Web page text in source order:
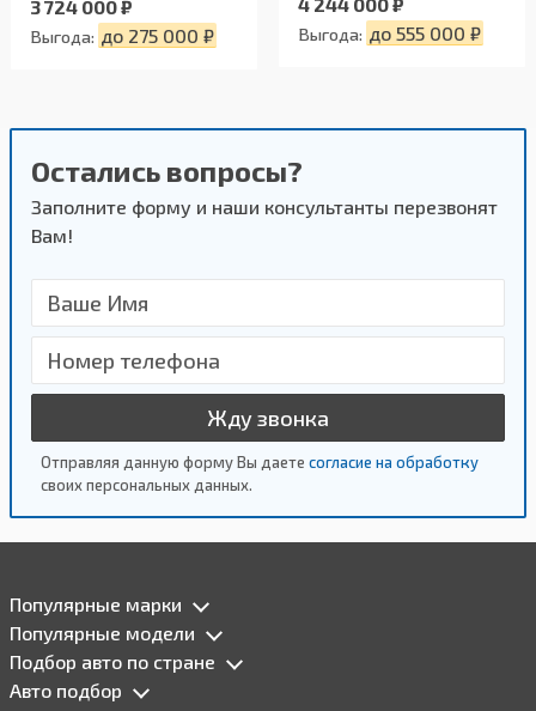
3 724 000 ₽
Выгода: до 275 000 ₽ Выгода: до 555 000 ₽
Остались вопросы?
Заполните форму и наши консультанты перезвонят
Вам!
Жду звонка
Отправляя данную форму Вы даете согласие на обработку
своих персональных данных.
Популярные марки
Популярные модели
Подбор авто по стране
Авто подбор